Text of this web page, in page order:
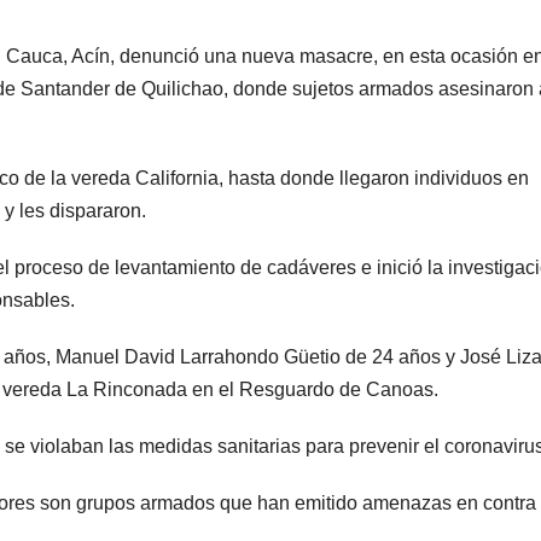
Acín, denunció una nueva masacre, en esta ocasión
Santander de Quilichao, donde sujetos armados asesinaron
de la vereda California, hasta donde llegaron individuos en
les dispararon.
proceso de levantamiento de cadáveres e inició la
Manuel David Larrahondo Güetio de 24 años y José
La Rinconada en el Resguardo de Canoas.
violaban las medidas sanitarias para prevenir el
son grupos armados que han emitido amenazas en contra